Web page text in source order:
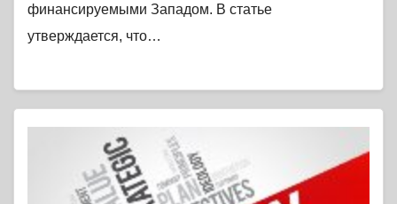
финансируемыми Западом. В статье
утверждается, что…